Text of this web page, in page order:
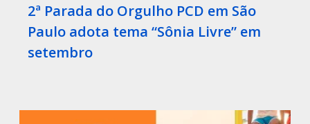
2ª Parada do Orgulho PCD em São
Paulo adota tema “Sônia Livre” em
setembro